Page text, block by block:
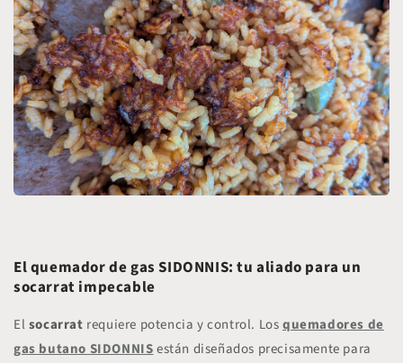
El quemador de gas SIDONNIS: tu aliado para un
socarrat impecable
Elsocarrat requiere potencia y control. Losquemadores de
gas butano SIDONNISestán diseñados precisamente para